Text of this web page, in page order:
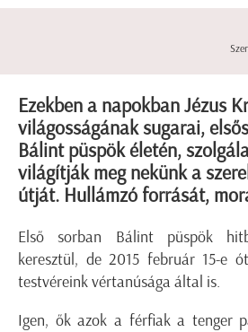
Ezekben a napokban Jézus
világosságának sugarai,
Bálint püspök életén,
világítják meg nekünk a
útját. Hullámzó forrását,
Első sorban Bálint püspök
keresztül, de 2015 február 15-e
testvéreink vértanúsága által is.
Igen, ők azok a férfiak a tenger